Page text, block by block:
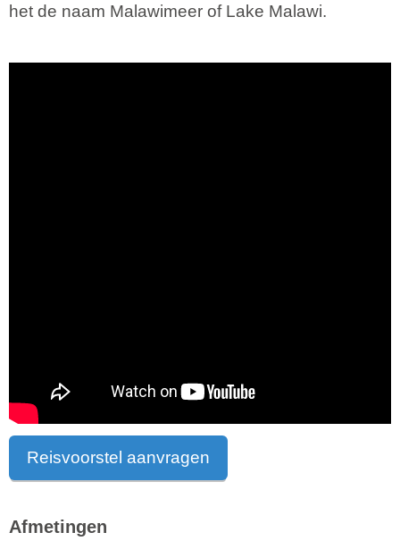
het de naam Malawimeer of Lake Malawi.
Reisvoorstel aanvragen
Afmetingen